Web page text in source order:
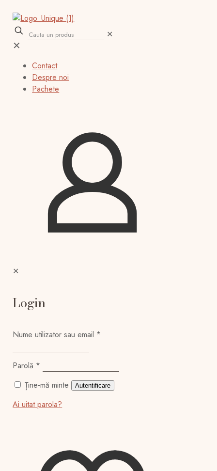
✕
✕
Contact
Despre noi
Pachete
✕
Login
Nume utilizator sau email *
Parolă *
Ține-mă minte
Autentificare
Ai uitat parola?